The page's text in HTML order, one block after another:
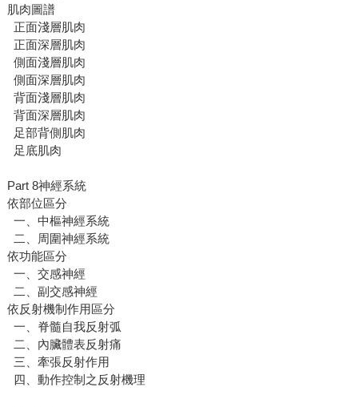
肌肉圖譜
正面淺層肌肉
正面深層肌肉
側面淺層肌肉
側面深層肌肉
背面淺層肌肉
背面深層肌肉
足部背側肌肉
足底肌肉
Part 8神經系統
依部位區分
一、中樞神經系統
二、周圍神經系統
依功能區分
一、交感神經
二、副交感神經
依反射機制作用區分
一、脊髓自我反射弧
二、內臟體表反射痛
三、牽張反射作用
四、動作控制之反射機理